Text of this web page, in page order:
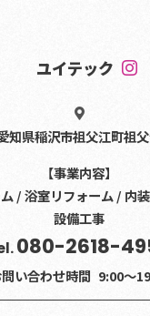
ユイテック
知県稲沢市祖父江町祖
【事業内容】
/ 浴室リフォーム / 内
設備工事
080-2618-
い合わせ時間 9:00〜